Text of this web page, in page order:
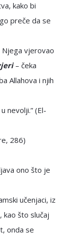
kako bi
preče da se
Njega vjerovao
– čeka
Allahova i njih
nevolji.” (El-
286)
ono što je
učenjaci, iz
kao što slučaj
onda se